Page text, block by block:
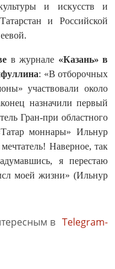
культуры и искусств и
и Российской
в журнале «Казань» в
: «В отборочных
участвовали около
назначили первый
Гран-при областного
моннары» Ильнур
Наверное, так
я перестаю
моей жизни» (Ильнур
в Telegram-